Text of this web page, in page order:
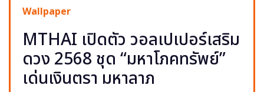
Wallpaper
MTHAI เปิดตัว วอลเปเปอร์เสริม
ดวง 2568 ชุด “มหาโภคทรัพย์”
เด่นเงินตรา มหาลาภ